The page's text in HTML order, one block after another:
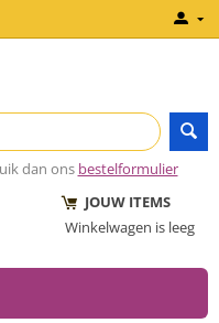
dan ons bestelformulier
JOUW ITEMS
Winkelwagen is leeg